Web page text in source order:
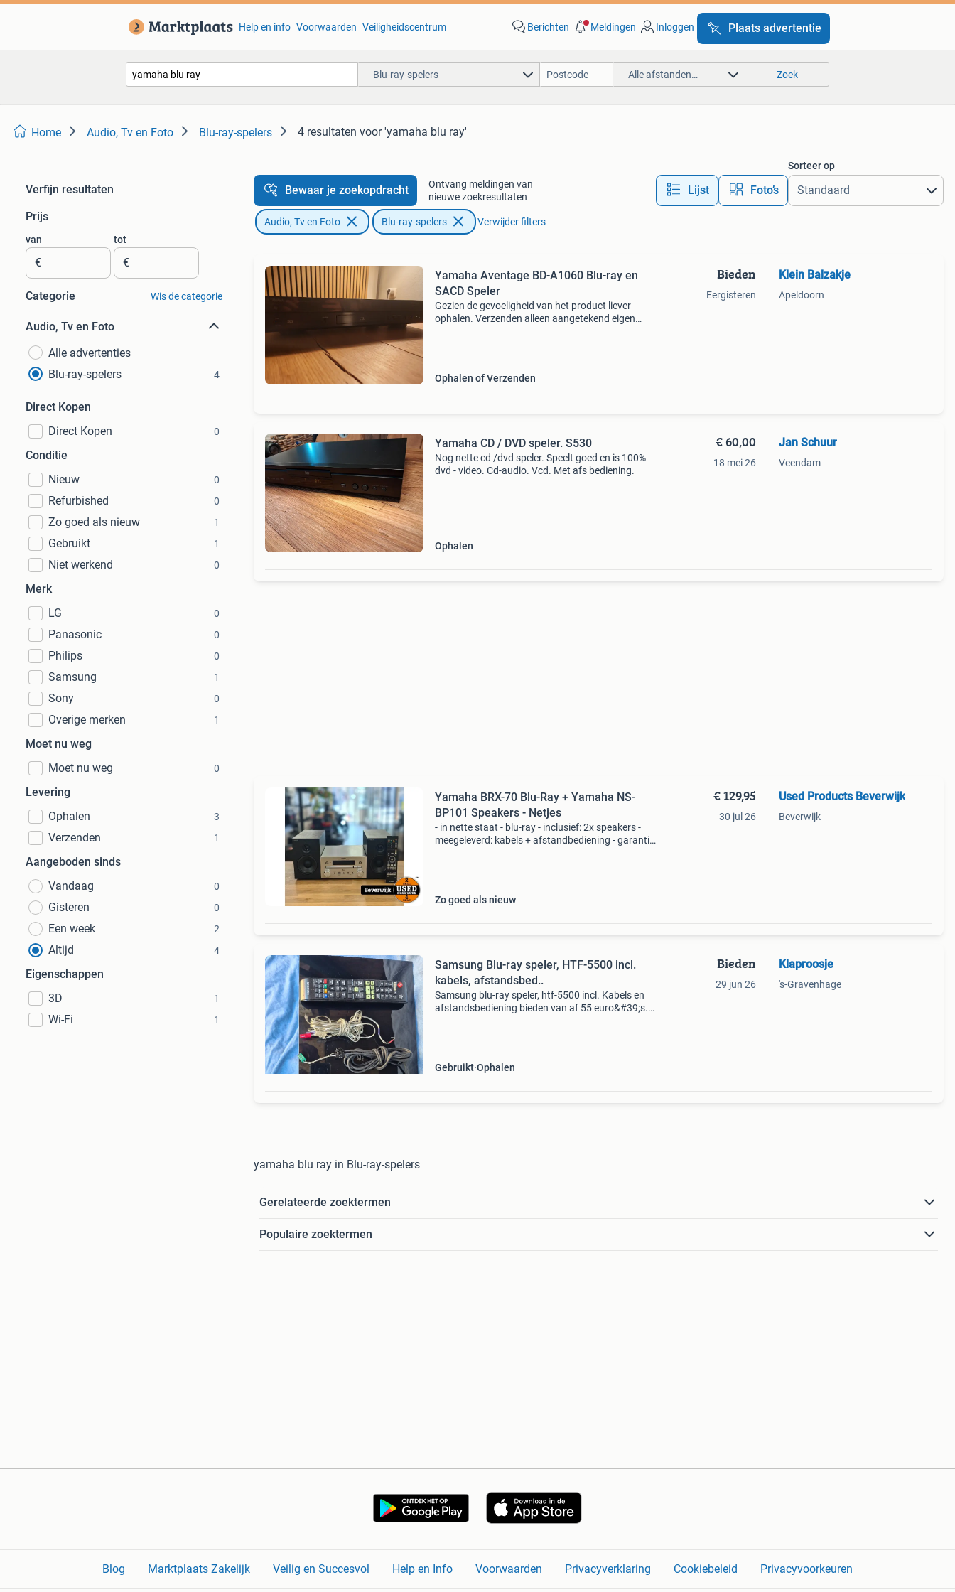
Help en info Voorwaarden Veiligheidscentrum Berichten Meldingen Inloggen Plaats advertentie
Blu-ray-spelers Alle afstanden… Zoek
Home Audio, Tv en Foto Blu-ray-spelers 4 resultaten voor 'yamaha blu ray'
Verfijn resultaten
Prijs
van
€
tot
€
Categorie Wis de categorie
Audio, Tv en Foto
Alle advertenties
Blu-ray-spelers
4
Direct Kopen
Direct Kopen
0
Conditie
Nieuw
0
Refurbished 0
Zo goed als nieuw 1
Gebruikt 1
Niet werkend 0
Merk
LG
0
Panasonic 0
Philips 0
Samsung 1
Sony 0
Overige merken 1
Moet nu weg
Moet nu weg
0
Levering
Ophalen
3
Verzenden 1
Aangeboden sinds
Vandaag
0
Gisteren 0
Een week 2
Altijd 4
Eigenschappen
3D
1
Wi-Fi 1
Bewaar je zoekopdracht
Ontvang meldingen van
nieuwe zoekresultaten
Lijst Foto’s
Sorteer op
Audio, Tv en Foto Blu-ray-spelers Verwijder filters
Yamaha Aventage BD-A1060 Blu-ray en
SACD Speler
Gezien de gevoeligheid van het product liever
ophalen. Verzenden alleen aangetekend eigen
Ophalen of Verzenden
Bieden
Eergisteren
Klein Balzakje
Apeldoorn
Yamaha CD / DVD speler. S530
Nog nette cd /dvd speler. Speelt goed en is 100%
dvd - video. Cd-audio. Vcd. Met afs bediening.
Ophalen
€ 60,00
18 mei 26
Jan Schuur
Veendam
Yamaha BRX-70 Blu-Ray + Yamaha NS-
BP101 Speakers - Netjes
- in nette staat - blu-ray - inclusief: 2x speakers -
meegeleverd: kabels + afstandbediening - garantie
Zo goed als nieuw
€ 129,95
30 jul 26
Used Products Beverwijk
Beverwijk
Samsung Blu-ray speler, HTF-5500 incl.
kabels, afstandsbed..
Samsung blu-ray speler, htf-5500 incl. Kabels en
afstandsbediening bieden van af 55 euro&#39;s.
Gebruikt Ophalen
Bieden
29 jun 26
Klaproosje
's-Gravenhage
yamaha blu ray in Blu-ray-spelers
Gerelateerde zoektermen
Populaire zoektermen
Blog Marktplaats Zakelijk Veilig en Succesvol Help en Info Voorwaarden Privacyverklaring Cookiebeleid Privacyvoorkeuren